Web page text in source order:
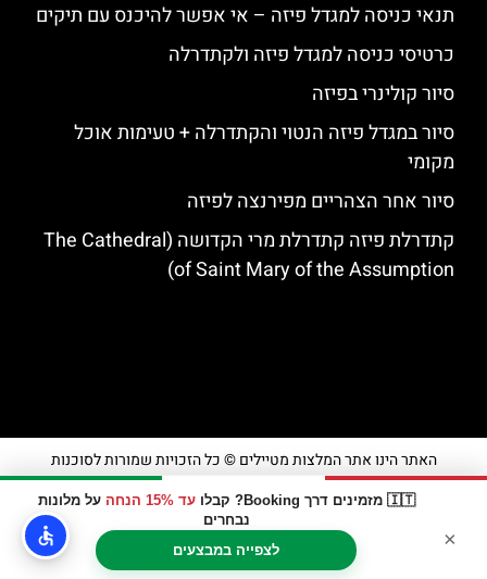
🇮🇹 מזמינים דרך Booking? קבלו עד 15% הנחה
על מלונות
נבחרים
לצפייה במבצעים
×
תנאי כניסה למגדל פיזה – אי אפשר להיכנס עם תיקים
כרטיסי כניסה למגדל פיזה ולקתדרלה
סיור קולינרי בפיזה
סיור במגדל פיזה הנטוי והקתדרלה + טעימות אוכל
מקומי
סיור אחר הצהריים מפירנצה לפיזה
קתדרלת פיזה קתדרלת מרי הקדושה (The Cathedral
of Saint Mary of the Assumption)
האתר הינו אתר המלצות מטיילים © כל הזכויות שמורות לסוכנות
מדיניות פרטיות